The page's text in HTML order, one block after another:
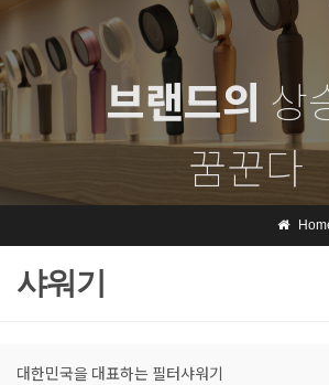
브랜드의 상
꿈꾼다
I dream ofrising brand
샤워기
대한민국을 대표하는 필터샤워기